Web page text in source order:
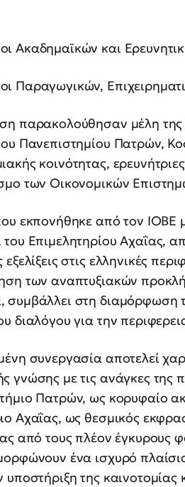
Ακαδημαϊκών και
Παραγωγικών,
παρακολούθησαν μέλη της
Πανεπιστημίου Πατρών,
κοινότητας,
των Οικονομικών
εκπονήθηκε από τον ΙΟΒΕ
Επιμελητηρίου Αχαΐας,
εξελίξεις στις ελληνικές
των αναπτυξιακών
στη διαμόρφωση
διαλόγου για την
συνεργασία αποτελεί
γνώσης με τις ανάγκες της
Πατρών, ως κορυφαίο
Αχαΐας, ως θεσμικός
από τους πλέον έγκυρους
ένα ισχυρό
της καινοτομίας